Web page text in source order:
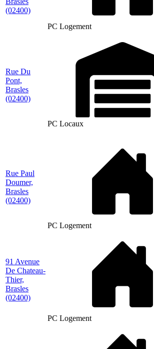
(02400)
PC Logement
Rue Du
Pont,
Brasles
(02400)
PC Locaux
Rue Paul
Doumer,
Brasles
(02400)
PC Logement
91 Avenue
De Chateau-
Thier,
Brasles
(02400)
PC Logement